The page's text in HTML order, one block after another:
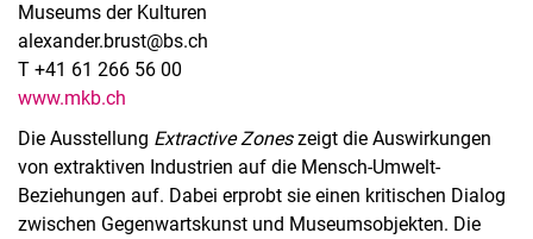
Museums der Kulturen
alexander.brust@bs.ch
T +41 61 266 56 00
www.mkb.ch
Die Ausstellung Extractive Zoneszeigt die Auswirkungen
von extraktiven Industrien auf die Mensch-Umwelt-
Beziehungen auf. Dabei erprobt sie einen kritischen Dialog
zwischen Gegenwartskunst und Museumsobjekten. Die